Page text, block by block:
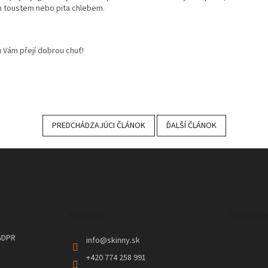
nebo pita chlebem.
Vám přejí dobrou chuť!
PREDCHÁDZAJÚCI ČLÁNOK ĎALŠÍ ČLÁNOK
info@skinny.sk
+420 774 258 991